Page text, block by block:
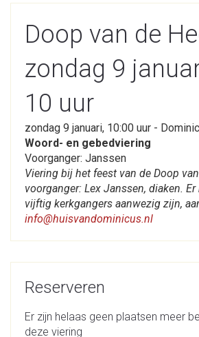
Doop van de
zondag 9
10 uur
zondag 9 januari, 10:00 uur -
Woord- en gebedviering
Voorganger: Janssen
Viering bij het feest van de Doop
voorganger: Lex Janssen, diaken.
vijftig kerkgangers aanwezig zijn,
info@huisvandominicus.nl
Reserveren
Er zijn helaas geen plaatsen meer
deze viering